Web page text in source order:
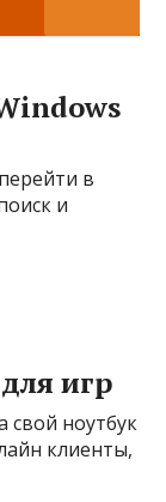
в
и
игр
свой ноутбук
клиенты,